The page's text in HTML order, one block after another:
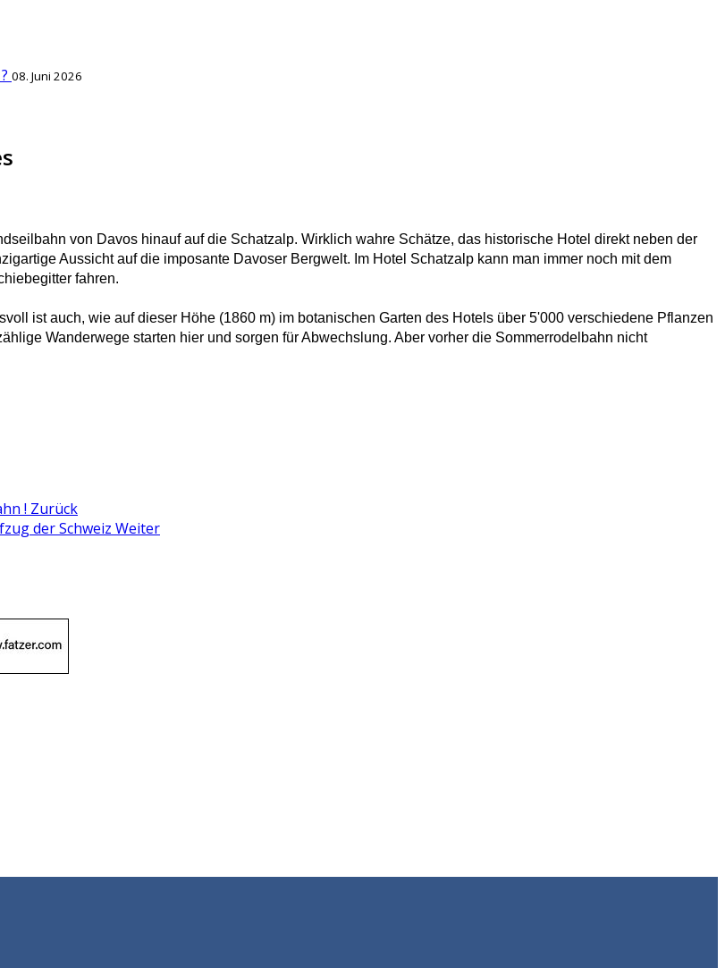
08. Juni 2026
von Davos hinauf auf die Schatzalp. Wirklich wahre Schätze, das historische Hotel direkt neben der
Aussicht auf die imposante Davoser Bergwelt. Im Hotel Schatzalp kann man immer noch mit dem
fahren.
ist auch, wie auf dieser Höhe (1860 m) im botanischen Garten des Hotels über 5'000 verschiedene Pflanzen
Wanderwege starten hier und sorgen für Abwechslung. Aber vorher die Sommerrodelbahn nicht
! Zurück
der Schweiz Weiter